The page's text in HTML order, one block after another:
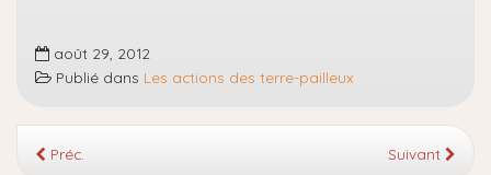
août 29, 2012
Publié dans Les actions des terre-pailleux
Préc. Suivant